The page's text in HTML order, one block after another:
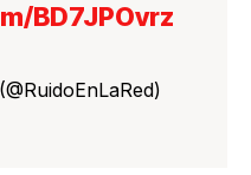
BD7JPOvrz